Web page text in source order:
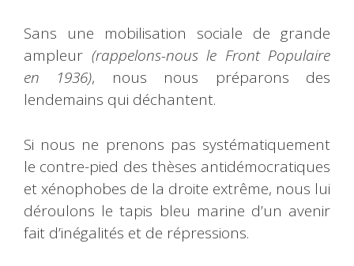
Sans une mobilisation sociale de grande
ampleur (rappelons-nous le Front Populaire
en 1936), nous nous préparons des
lendemains qui déchantent.
Si nous ne prenons pas systématiquement
le contre-pied des thèses antidémocratiques
et xénophobes de la droite extrême, nous lui
déroulons le tapis bleu marine d’un avenir
fait d’inégalités et de répressions.